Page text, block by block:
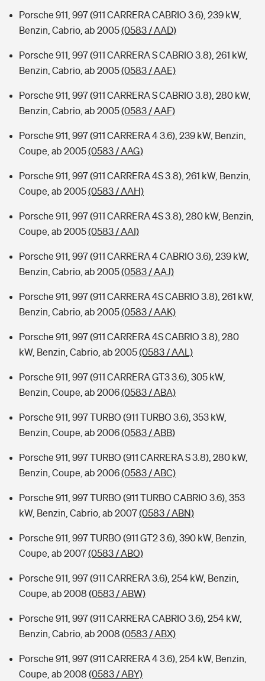
Porsche 911, 997 (911 CARRERA CABRIO 3.6), 239 kW,
Benzin, Cabrio, ab 2005(0583 / AAD)
Porsche 911, 997 (911 CARRERA S CABRIO 3.8), 261 kW,
Benzin, Cabrio, ab 2005(0583 / AAE)
Porsche 911, 997 (911 CARRERA S CABRIO 3.8), 280 kW,
Benzin, Cabrio, ab 2005(0583 / AAF)
Porsche 911, 997 (911 CARRERA 4 3.6), 239 kW, Benzin,
Coupe, ab 2005(0583 / AAG)
Porsche 911, 997 (911 CARRERA 4S 3.8), 261 kW, Benzin,
Coupe, ab 2005(0583 / AAH)
Porsche 911, 997 (911 CARRERA 4S 3.8), 280 kW, Benzin,
Coupe, ab 2005(0583 / AAI)
Porsche 911, 997 (911 CARRERA 4 CABRIO 3.6), 239 kW,
Benzin, Cabrio, ab 2005(0583 / AAJ)
Porsche 911, 997 (911 CARRERA 4S CABRIO 3.8), 261 kW,
Benzin, Cabrio, ab 2005(0583 / AAK)
Porsche 911, 997 (911 CARRERA 4S CABRIO 3.8), 280
kW, Benzin, Cabrio, ab 2005(0583 / AAL)
Porsche 911, 997 (911 CARRERA GT3 3.6), 305 kW,
Benzin, Coupe, ab 2006(0583 / ABA)
Porsche 911, 997 TURBO (911 TURBO 3.6), 353 kW,
Benzin, Coupe, ab 2006(0583 / ABB)
Porsche 911, 997 TURBO (911 CARRERA S 3.8), 280 kW,
Benzin, Coupe, ab 2006(0583 / ABC)
Porsche 911, 997 TURBO (911 TURBO CABRIO 3.6), 353
kW, Benzin, Cabrio, ab 2007(0583 / ABN)
Porsche 911, 997 TURBO (911 GT2 3.6), 390 kW, Benzin,
Coupe, ab 2007(0583 / ABO)
Porsche 911, 997 (911 CARRERA 3.6), 254 kW, Benzin,
Coupe, ab 2008 (0583 / ABW)
Porsche 911, 997 (911 CARRERA CABRIO 3.6), 254 kW,
Benzin, Cabrio, ab 2008 (0583 / ABX)
Porsche 911, 997 (911 CARRERA 4 3.6), 254 kW, Benzin,
Coupe, ab 2008 (0583 / ABY)